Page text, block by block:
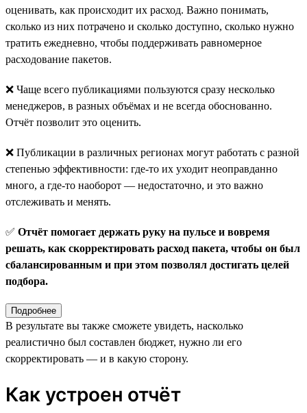
оценивать, как происходит их расход. Важно понимать,
сколько из них потрачено и сколько доступно, сколько нужно
тратить ежедневно, чтобы поддерживать равномерное
расходование пакетов.
❌ Чаще всего публикациями пользуются сразу несколько
менеджеров, в разных объёмах и не всегда обоснованно.
Отчёт позволит это оценить.
❌ Публикации в различных регионах могут работать с разной
степенью эффективности: где-то их уходит неоправданно
много, а где-то наоборот — недостаточно, и это важно
отслеживать и менять.
✅ Отчёт помогает держать руку на пульсе и вовремя
решать, как скорректировать расход пакета, чтобы он был
сбалансированным и при этом позволял достигать целей
подбора.
Подробнее
В результате вы также сможете увидеть, насколько
реалистично был составлен бюджет, нужно ли его
скорректировать — и в какую сторону.
Как устроен отчёт